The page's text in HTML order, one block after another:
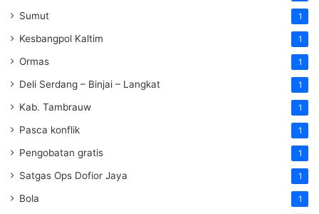
Sumut 1
Kesbangpol Kaltim 1
Ormas 1
Deli Serdang – Binjai – Langkat 1
Kab. Tambrauw 1
Pasca konflik 1
Pengobatan gratis 1
Satgas Ops Dofior Jaya 1
Bola 1